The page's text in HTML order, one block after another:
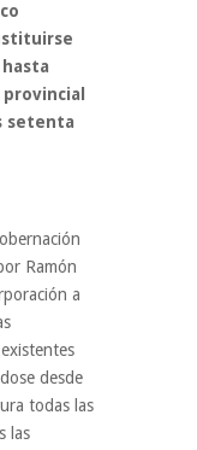
setenta
Ramón
a
desde
todas las
las